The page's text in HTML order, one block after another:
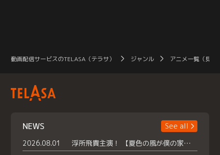
動画配信サービスのTELASA（テラサ） ジャンル アニメ一覧（見放
NEWS
See all
2026.08.01
浮所飛貴主演！ 【夏色の風が僕の家にやってきた】 本日よりテラサで独占配信スタート！